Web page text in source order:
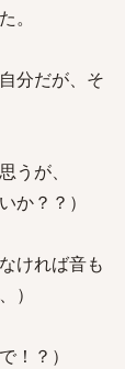
。
分だが、そ
うが、
か？？）
ければ音も
）
？）